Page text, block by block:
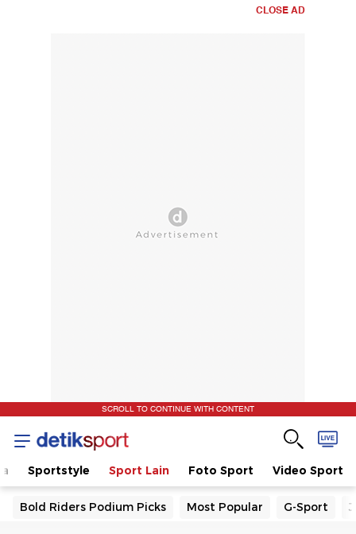
CLOSE AD
SCROLL TO CONTINUE WITH CONTENT
Sportstyle Sport Lain Foto Sport Video Sport
Bold Riders Podium Picks Most Popular G-Sport